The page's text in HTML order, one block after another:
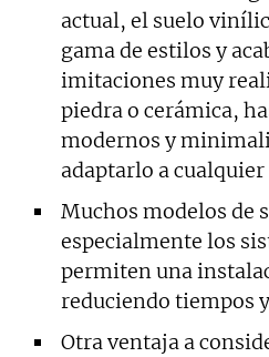
actual, el suelo
gama de estilos y
imitaciones muy
piedra o cerámica,
modernos y
adaptarlo a
Muchos modelos de
especialmente los
permiten una
reduciendo tiempos
Otra ventaja a